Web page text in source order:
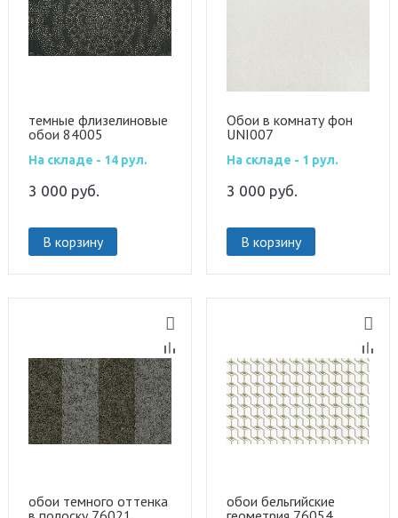
темные флизелиновые
обои 84005
На складе - 14 рул.
3 000 руб.
В корзину
Обои в комнату фон
UNI007
На складе - 1 рул.
3 000 руб.
В корзину
обои темного оттенка
обои бельгийские